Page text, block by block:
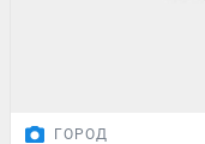
ГОРОД